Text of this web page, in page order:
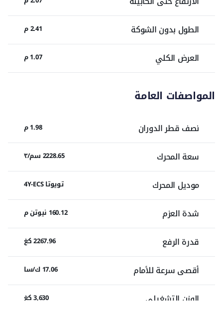
الطول بدون الشوكة 2.41 م
العرض الكلي 1.07 م
المواصفات العامة
نصف قطر الدوران 1.98 م
سعة المحرك 2228.65 سم/٣
موديل المحرك تويوتا 4Y-ECS
شدة العزم 160.12 نيوتن م
قدرة الرفع 2267.96 كغ
أقصى سرعة للأمام 17.06 ك/سا
الوزن التشغيلي 3,630 كغ